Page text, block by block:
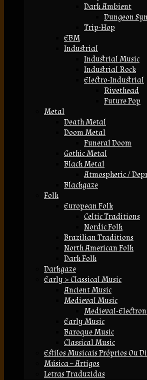
Dark Ambient
Dungeon
Trip-Hop
EBM
Industrial
Industrial Music
Industrial Rock
Electro-Industrial
Rivethead
Future Pop
Metal
Death Metal
Doom Metal
Funeral Doom
Gothic Metal
Black Metal
Atmospheric /
Blackgaze
Folk
European Folk
Celtic Traditions
Nordic Folk
Brazilian Traditions
North American Folk
Dark Folk
Darkgaze
Early > Classical Music
Ancient Music
Medieval Music
Medieval-
Early Music
Baroque Music
Classical Music
Estilos Musicais Próprios Ou
Música – Artigos
Letras Traduzidas